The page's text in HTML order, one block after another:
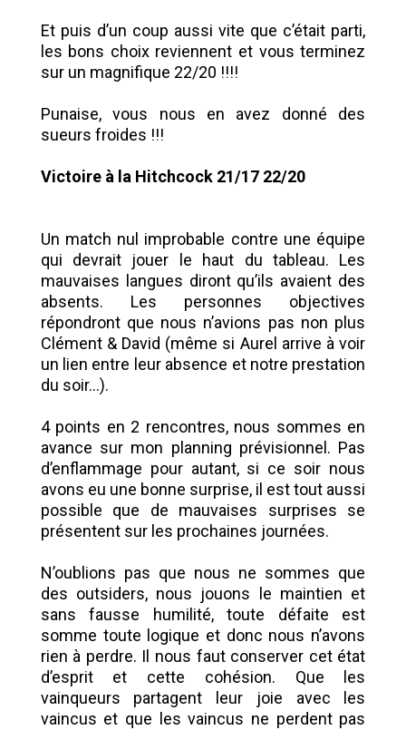
Et puis d’un coup aussi vite que c’était parti,
les bons choix reviennent et vous terminez
sur un magnifique 22/20 !!!!
Punaise, vous nous en avez donné des
sueurs froides !!!
Victoire à la Hitchcock 21/17 22/20
Un match nul improbable contre une équipe
qui devrait jouer le haut du tableau. Les
mauvaises langues diront qu’ils avaient des
absents. Les personnes objectives
répondront que nous n’avions pas non plus
Clément & David (même si Aurel arrive à voir
un lien entre leur absence et notre prestation
du soir...).
4 points en 2 rencontres, nous sommes en
avance sur mon planning prévisionnel. Pas
d’enflammage pour autant, si ce soir nous
avons eu une bonne surprise, il est tout aussi
possible que de mauvaises surprises se
présentent sur les prochaines journées.
N’oublions pas que nous ne sommes que
des outsiders, nous jouons le maintien et
sans fausse humilité, toute défaite est
somme toute logique et donc nous n’avons
rien à perdre. Il nous faut conserver cet état
d’esprit et cette cohésion. Que les
vainqueurs partagent leur joie avec les
vaincus et que les vaincus ne perdent pas